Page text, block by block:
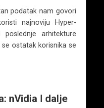
podatak nam govori
najnoviju Hyper-
arhitekture
ostatak korisnika se
nVidia I dalje